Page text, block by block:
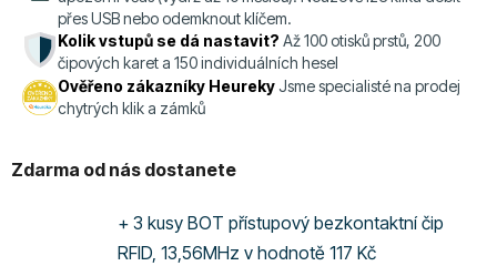
přes USB nebo odemknout klíčem.
Kolik vstupů se dá nastavit? Až 100 otisků prstů, 200
čipových karet a 150 individuálních hesel
Ověřeno zákazníky HeurekyJsme specialisté na prodej
chytrých klik a zámků
Zdarma od nás dostanete
+ 3 kusy BOT přístupový bezkontaktní čip
RFID, 13,56MHz v hodnotě 117 Kč